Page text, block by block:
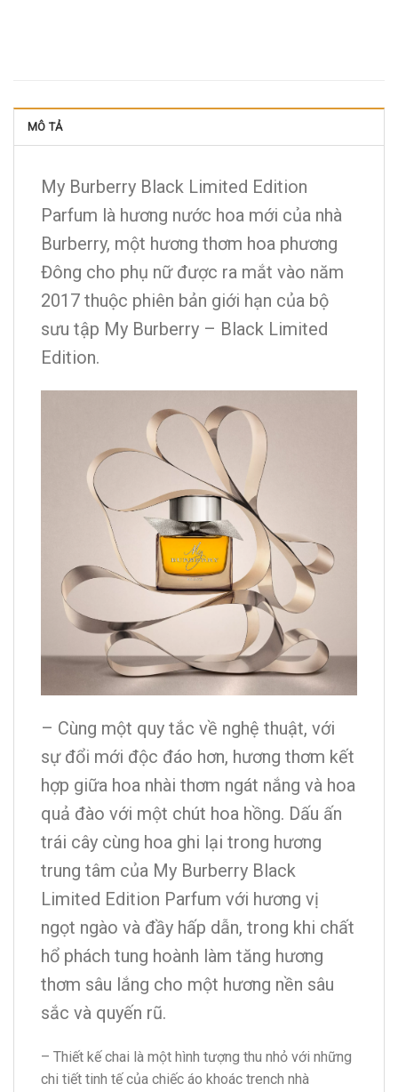
MÔ TẢ
My Burberry Black Limited Edition
Parfum là hương nước hoa mới của nhà
Burberry, một hương thơm hoa phương
Đông cho phụ nữ được ra mắt vào năm
2017 thuộc phiên bản giới hạn của bộ
sưu tập My Burberry – Black Limited
Edition.
– Cùng một quy tắc về nghệ thuật, với
sự đổi mới độc đáo hơn, hương thơm kết
hợp giữa hoa nhài thơm ngát nắng và hoa
quả đào với một chút hoa hồng. Dấu ấn
trái cây cùng hoa ghi lại trong hương
trung tâm của My Burberry Black
Limited Edition Parfum với hương vị
ngọt ngào và đầy hấp dẫn, trong khi chất
hổ phách tung hoành làm tăng hương
thơm sâu lắng cho một hương nền sâu
sắc và quyến rũ.
– Thiết kế chai là một hình tượng thu nhỏ với những
chi tiết tinh tế của chiếc áo khoác trench nhà